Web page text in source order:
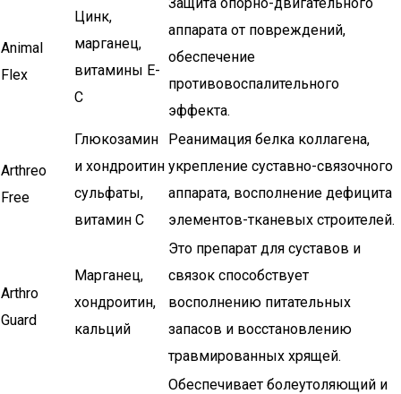
Animal
Flex
Цинк,
марганец,
витамины Е-
С
аппарата от повреждений,
обеспечение
противовоспалительного
эффекта.
Arthreo
Free
Глюкозамин
и хондроитин
сульфаты,
витамин С
Реанимация белка коллагена,
укрепление суставно-связочного
аппарата, восполнение дефицита
элементов-тканевых строителей.
Arthro
Guard
Марганец,
хондроитин,
кальций
Это препарат для суставов и
связок способствует
восполнению питательных
запасов и восстановлению
травмированных хрящей.
Обеспечивает болеутоляющий и